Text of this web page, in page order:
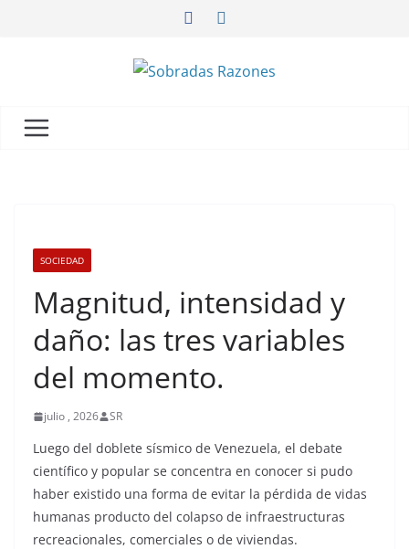
SOCIEDAD
Magnitud, intensidad y
daño: las tres variables
del momento.
julio , 2026 SR
Luego del doblete sísmico de Venezuela, el debate
científico y popular se concentra en conocer si pudo
haber existido una forma de evitar la pérdida de vidas
humanas producto del colapso de infraestructuras
recreacionales, comerciales o de viviendas.